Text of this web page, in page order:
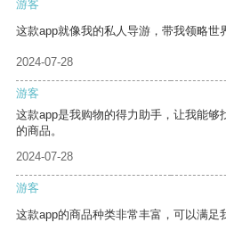
游客
这款app就像我的私人导游，带我领略世
2024-07-28
游客
这款app是我购物的得力助手，让我能够
的商品。
2024-07-28
游客
这款app的商品种类非常丰富，可以满足